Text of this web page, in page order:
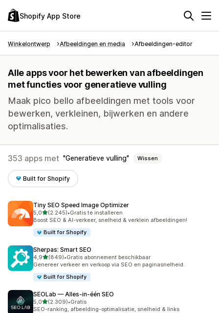
Shopify App Store
Winkelontwerp Afbeeldingen en media Afbeeldingen-editor
Alle apps voor het bewerken van afbeeldingen
met functies voor generatieve vulling
Maak pico bello afbeeldingen met tools voor
bewerken, verkleinen, bijwerken en andere
optimalisaties.
353 apps met Generatieve vulling Wissen
Built for Shopify
Tiny SEO Speed Image Optimizer
5,0van 5 sterren
(2.245)
2245 recensies in totaal
•Gratis te installeren
Boost SEO & AI-verkeer, snelheid & verklein afbeeldingen!
Built for Shopify
Sherpas: Smart SEO
4,9van 5 sterren
(849)
849 recensies in totaal
•Gratis abonnement beschikbaar
Genereer verkeer en verkoop via SEO en paginasnelheid.
Built for Shopify
SEOLab — Alles‑in‑één SEO
5,0van 5 sterren
(2.309)
2309 recensies in totaal
•Gratis
SEO-ranking, afbeelding-optimalisatie, snelheid & links